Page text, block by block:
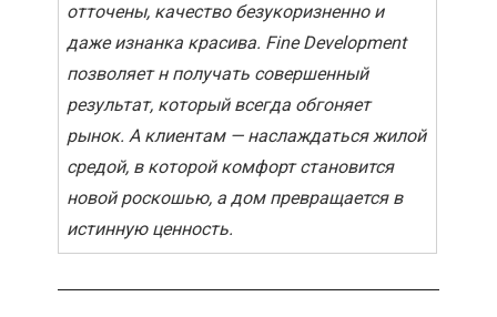
отточены, качество безукоризненно и
даже изнанка красива. Fine Development
позволяет н получать совершенный
результат, который всегда обгоняет
рынок. А клиентам — наслаждаться жилой
средой, в которой комфорт становится
новой роскошью, а дом превращается в
истинную ценность.